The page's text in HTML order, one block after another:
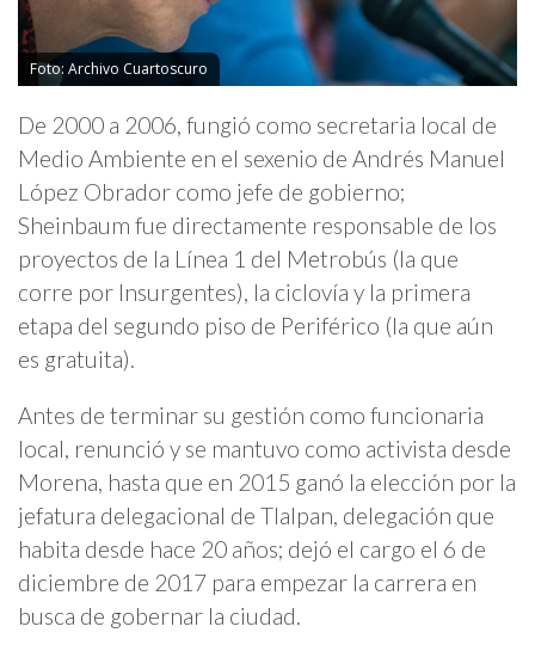
Foto: Archivo Cuartoscuro
De 2000 a 2006, fungió como secretaria local de
Medio Ambiente en el sexenio de Andrés Manuel
López Obrador como jefe de gobierno;
Sheinbaum fue directamente responsable de los
proyectos de la Línea 1 del Metrobús (la que
corre por Insurgentes), la ciclovía y la primera
etapa del segundo piso de Periférico (la que aún
es gratuita).
Antes de terminar su gestión como funcionaria
local, renunció y se mantuvo como activista desde
Morena, hasta que en 2015 ganó la elección por la
jefatura delegacional de Tlalpan, delegación que
habita desde hace 20 años; dejó el cargo el 6 de
diciembre de 2017 para empezar la carrera en
busca de gobernar la ciudad.